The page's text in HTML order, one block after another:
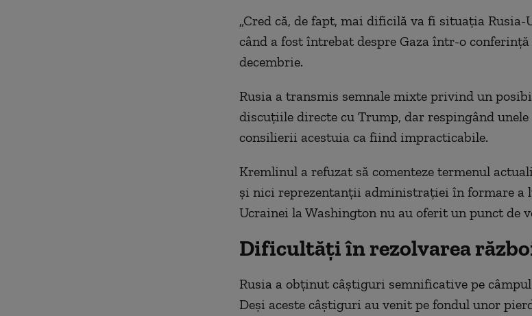
„Cred că, de fapt, mai dificilă va fi situația Rusia-
când a fost întrebat despre Gaza într-o
decembrie.
Rusia a transmis semnale mixte privind un
discuțiile directe cu Trump, dar respingând
consilierii acestuia ca fiind impracticabile.
Kremlinul a refuzat să comenteze termenul
și nici reprezentanții administrației în formare a
Ucrainei la Washington nu au oferit un punct de
Dificultăți în rezolvarea
Rusia a obținut câștiguri semnificative pe
Deși aceste câștiguri au venit pe fondul unor